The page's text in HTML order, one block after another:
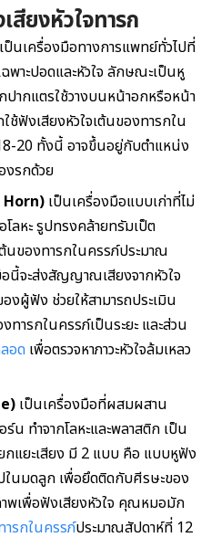
สียงหัวใจทารก
เป็นเครื่องมือทางการแพทย์ทั่วไปที่
ฉพาะปอดและหัวใจ ลักษณะเป็นหู
ากแตรใช้วางบนหน้าอกหรือหน้า
ช้ฟังเสียงหัวใจเต้นของทารกใน
20 ทั้งนี้ อาจขึ้นอยู่กับตำแหน่ง
งรกด้วย
เป็นเครื่องมือแบบเก่าที่ไม่
โลหะ รูปทรงคล้ายทรัมเป็ต
นของทารกในครรภ์ประมาณ
นี้จะส่งสัญญาณเสียงจากหัวใจ
งผู้ฟัง ช่วยให้สามารถประเมิน
ทารกในครรภ์เป็นระยะ และส่วน
อด เพื่อตรวจหาภาวะหัวใจล้มเหลว
เป็นเครื่องมือที่ผสมผสาน
น ทำจากโลหะและพลาสติก เป็น
แยะเสียง มี 2 แบบ คือ แบบหูฟัง
ในมดลูก เพื่อยึดติดกับศีรษะของ
พเพื่อฟังเสียงหัวใจ คุณหมอมัก
ารกในครรภ์ประมาณสัปดาห์ที่ 12